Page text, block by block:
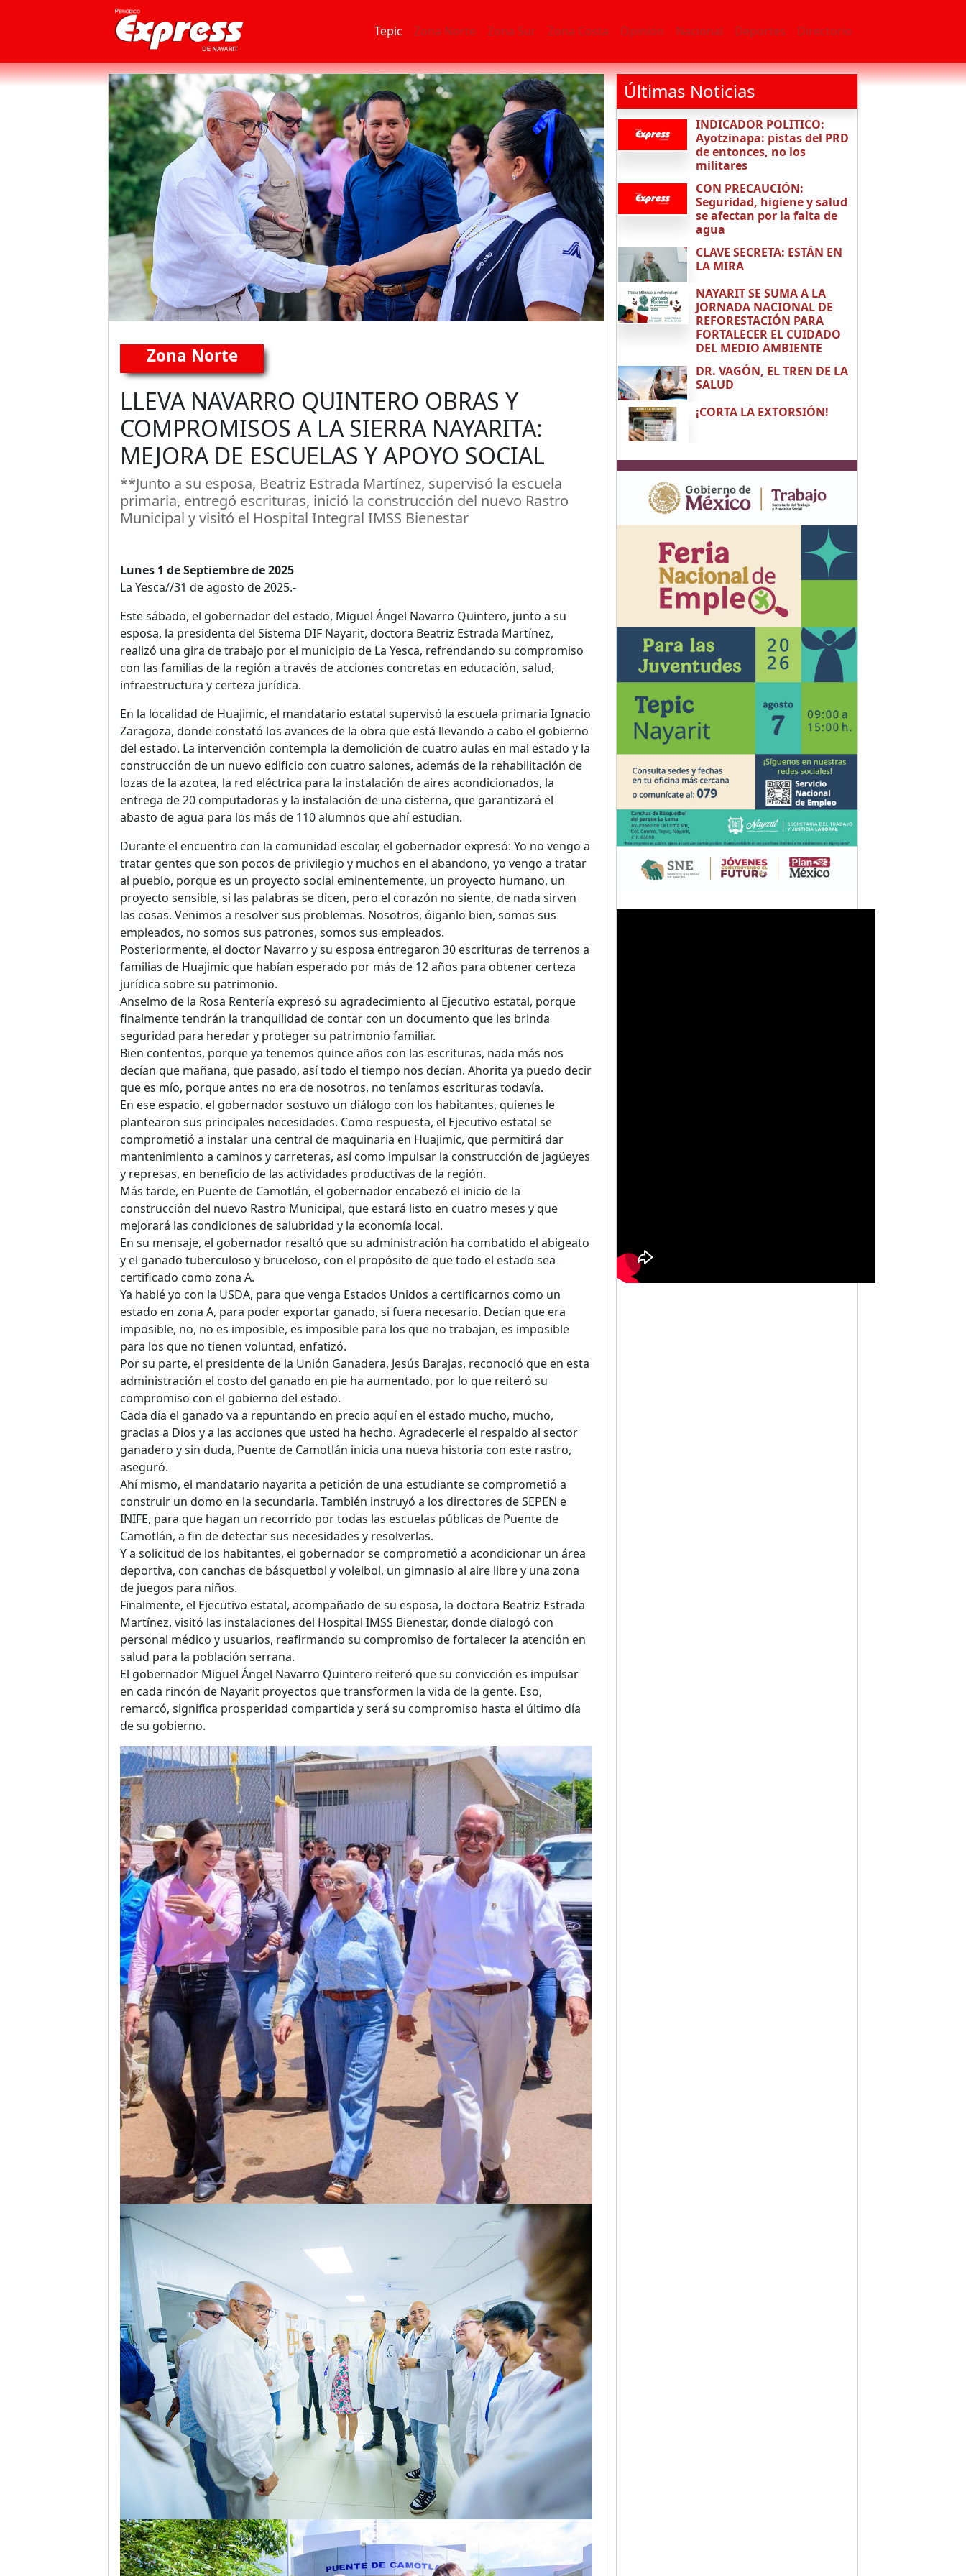
Tepic Zona Norte Zona Sur Zona Costa Opinión Nacional Deportes Directorio
Zona Norte
LLEVA NAVARRO QUINTERO OBRAS Y
COMPROMISOS A LA SIERRA NAYARITA:
MEJORA DE ESCUELAS Y APOYO SOCIAL
**Junto a su esposa, Beatriz Estrada Martínez, supervisó la escuela
primaria, entregó escrituras, inició la construcción del nuevo Rastro
Municipal y visitó el Hospital Integral IMSS Bienestar
Lunes 1 de Septiembre de 2025
La Yesca//31 de agosto de 2025.-
Este sábado, el gobernador del estado, Miguel Ángel Navarro Quintero, junto a su
esposa, la presidenta del Sistema DIF Nayarit, doctora Beatriz Estrada Martínez,
realizó una gira de trabajo por el municipio de La Yesca, refrendando su compromiso
con las familias de la región a través de acciones concretas en educación, salud,
infraestructura y certeza jurídica.
En la localidad de Huajimic, el mandatario estatal supervisó la escuela primaria Ignacio
Zaragoza, donde constató los avances de la obra que está llevando a cabo el gobierno
del estado. La intervención contempla la demolición de cuatro aulas en mal estado y la
construcción de un nuevo edificio con cuatro salones, además de la rehabilitación de
lozas de la azotea, la red eléctrica para la instalación de aires acondicionados, la
entrega de 20 computadoras y la instalación de una cisterna, que garantizará el
abasto de agua para los más de 110 alumnos que ahí estudian.
Durante el encuentro con la comunidad escolar, el gobernador expresó: Yo no vengo a
tratar gentes que son pocos de privilegio y muchos en el abandono, yo vengo a tratar
al pueblo, porque es un proyecto social eminentemente, un proyecto humano, un
proyecto sensible, si las palabras se dicen, pero el corazón no siente, de nada sirven
las cosas. Venimos a resolver sus problemas. Nosotros, óiganlo bien, somos sus
empleados, no somos sus patrones, somos sus empleados.
Posteriormente, el doctor Navarro y su esposa entregaron 30 escrituras de terrenos a
familias de Huajimic que habían esperado por más de 12 años para obtener certeza
jurídica sobre su patrimonio.
Anselmo de la Rosa Rentería expresó su agradecimiento al Ejecutivo estatal, porque
finalmente tendrán la tranquilidad de contar con un documento que les brinda
seguridad para heredar y proteger su patrimonio familiar.
Bien contentos, porque ya tenemos quince años con las escrituras, nada más nos
decían que mañana, que pasado, así todo el tiempo nos decían. Ahorita ya puedo decir
que es mío, porque antes no era de nosotros, no teníamos escrituras todavía.
En ese espacio, el gobernador sostuvo un diálogo con los habitantes, quienes le
plantearon sus principales necesidades. Como respuesta, el Ejecutivo estatal se
comprometió a instalar una central de maquinaria en Huajimic, que permitirá dar
mantenimiento a caminos y carreteras, así como impulsar la construcción de jagüeyes
y represas, en beneficio de las actividades productivas de la región.
Más tarde, en Puente de Camotlán, el gobernador encabezó el inicio de la
construcción del nuevo Rastro Municipal, que estará listo en cuatro meses y que
mejorará las condiciones de salubridad y la economía local.
En su mensaje, el gobernador resaltó que su administración ha combatido el abigeato
y el ganado tuberculoso y bruceloso, con el propósito de que todo el estado sea
certificado como zona A.
Ya hablé yo con la USDA, para que venga Estados Unidos a certificarnos como un
estado en zona A, para poder exportar ganado, si fuera necesario. Decían que era
imposible, no, no es imposible, es imposible para los que no trabajan, es imposible
para los que no tienen voluntad, enfatizó.
Por su parte, el presidente de la Unión Ganadera, Jesús Barajas, reconoció que en esta
administración el costo del ganado en pie ha aumentado, por lo que reiteró su
compromiso con el gobierno del estado.
Cada día el ganado va a repuntando en precio aquí en el estado mucho, mucho,
gracias a Dios y a las acciones que usted ha hecho. Agradecerle el respaldo al sector
ganadero y sin duda, Puente de Camotlán inicia una nueva historia con este rastro,
aseguró.
Ahí mismo, el mandatario nayarita a petición de una estudiante se comprometió a
construir un domo en la secundaria. También instruyó a los directores de SEPEN e
INIFE, para que hagan un recorrido por todas las escuelas públicas de Puente de
Camotlán, a fin de detectar sus necesidades y resolverlas.
Y a solicitud de los habitantes, el gobernador se comprometió a acondicionar un área
deportiva, con canchas de básquetbol y voleibol, un gimnasio al aire libre y una zona
de juegos para niños.
Finalmente, el Ejecutivo estatal, acompañado de su esposa, la doctora Beatriz Estrada
Martínez, visitó las instalaciones del Hospital IMSS Bienestar, donde dialogó con
personal médico y usuarios, reafirmando su compromiso de fortalecer la atención en
salud para la población serrana.
El gobernador Miguel Ángel Navarro Quintero reiteró que su convicción es impulsar
en cada rincón de Nayarit proyectos que transformen la vida de la gente. Eso,
remarcó, significa prosperidad compartida y será su compromiso hasta el último día
de su gobierno.
Últimas Noticias
INDICADOR POLITICO:
Ayotzinapa: pistas del PRD
de entonces, no los
militares
CON PRECAUCIÓN:
Seguridad, higiene y salud
se afectan por la falta de
agua
CLAVE SECRETA: ESTÁN EN
LA MIRA
NAYARIT SE SUMA A LA
JORNADA NACIONAL DE
REFORESTACIÓN PARA
FORTALECER EL CUIDADO
DEL MEDIO AMBIENTE
DR. VAGÓN, EL TREN DE LA
SALUD
¡CORTA LA EXTORSIÓN!